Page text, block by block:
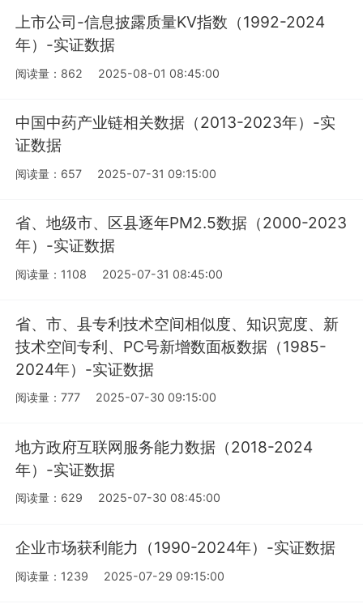
上市公司-信息披露质量KV指数（1992-2024
年）-实证数据
阅读量：862 2025-08-01 08:45:00
中国中药产业链相关数据（2013-2023年）-实
证数据
阅读量：657 2025-07-31 09:15:00
省、地级市、区县逐年PM2.5数据（2000-2023
年）-实证数据
阅读量：1108 2025-07-31 08:45:00
省、市、县专利技术空间相似度、知识宽度、新
技术空间专利、PC号新增数面板数据（1985-
2024年）-实证数据
阅读量：777 2025-07-30 09:15:00
地方政府互联网服务能力数据（2018-2024
年）-实证数据
阅读量：629 2025-07-30 08:45:00
企业市场获利能力（1990-2024年）-实证数据
阅读量：1239 2025-07-29 09:15:00